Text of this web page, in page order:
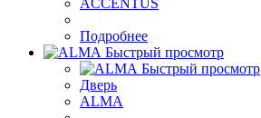
ACCENTUS
Подробнее
Быстрый просмотр
Быстрый просмотр
Дверь
ALMA